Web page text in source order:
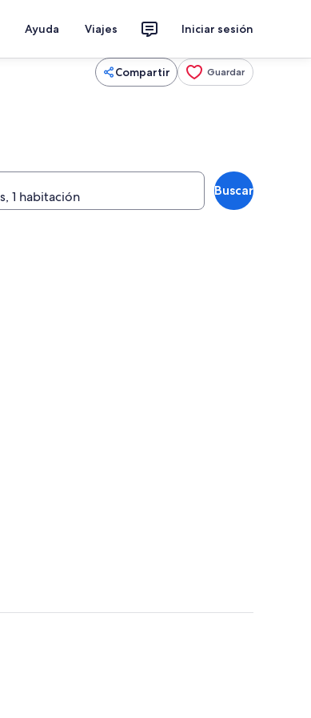
Ayuda Viajes Iniciar sesión
Compartir Guardar
Buscar